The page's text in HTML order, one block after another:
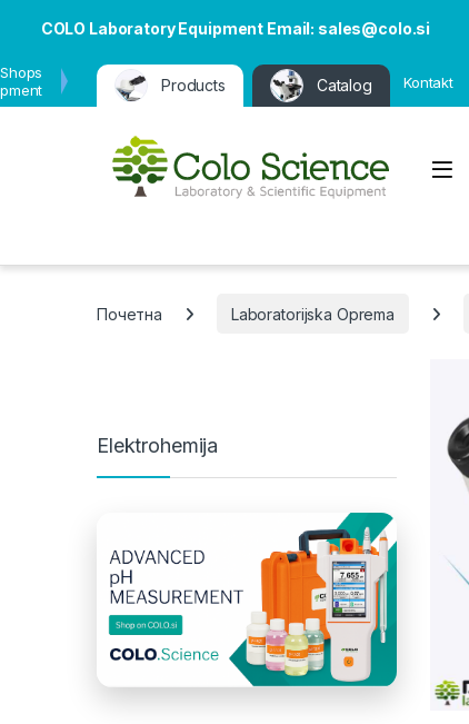
COLO Laboratory Equipment Email: sales@colo.si
Products Catalog Kontakt
Open
Почетна Laboratorijska Oprema
Elektrohemija